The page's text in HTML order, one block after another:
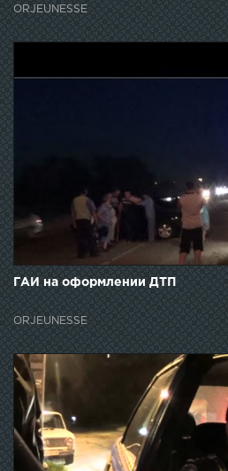
ORJEUNESSE
ГАИ на оформлении ДТП
ORJEUNESSE